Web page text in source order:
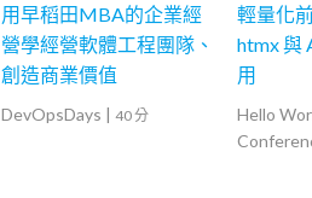
用早稻田MBA的企業經
營學經營軟體工程團隊、
創造商業價值
DevOpsDays | 40 分
輕量化
htmx 與
用
Hello